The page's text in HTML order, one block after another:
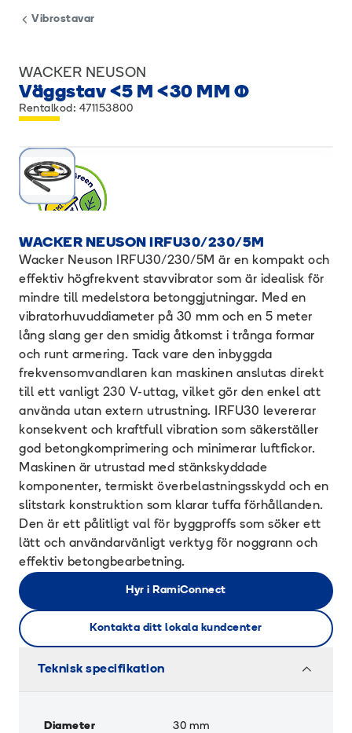
Vibrostavar
WACKER NEUSON
Väggstav <5 M <30 MM Ø
Rentalkod: 471153800
WACKER NEUSON IRFU30/230/5M
Wacker Neuson IRFU30/230/5M är en kompakt och
effektiv högfrekvent stavvibrator som är idealisk för
mindre till medelstora betonggjutningar. Med en
vibratorhuvuddiameter på 30 mm och en 5 meter
lång slang ger den smidig åtkomst i trånga formar
och runt armering. Tack vare den inbyggda
frekvensomvandlaren kan maskinen anslutas direkt
till ett vanligt 230 V-uttag, vilket gör den enkel att
använda utan extern utrustning. IRFU30 levererar
konsekvent och kraftfull vibration som säkerställer
god betongkomprimering och minimerar luftfickor.
Maskinen är utrustad med stänkskyddade
komponenter, termiskt överbelastningsskydd och en
slitstark konstruktion som klarar tuffa förhållanden.
Den är ett pålitligt val för byggproffs som söker ett
lätt och användarvänligt verktyg för noggrann och
effektiv betongbearbetning.
Hyr i RamiConnect
Kontakta ditt lokala kundcenter
Teknisk specifikation
Diameter 30 mm